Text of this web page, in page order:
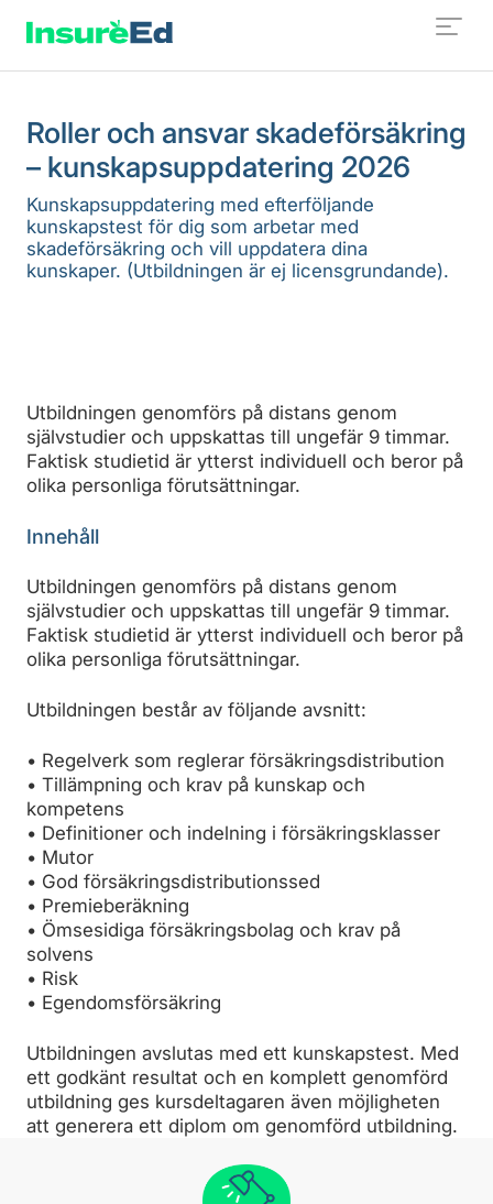
Roller och ansvar skadeförsäkring
– kunskapsuppdatering 2026
Kunskapsuppdatering med efterföljande
kunskapstest för dig som arbetar med
skadeförsäkring och vill uppdatera dina
kunskaper. (Utbildningen är ej licensgrundande).
Utbildningen genomförs på distans genom
självstudier och uppskattas till ungefär 9 timmar.
Faktisk studietid är ytterst individuell och beror på
olika personliga förutsättningar.
Innehåll
Utbildningen genomförs på distans genom
självstudier och uppskattas till ungefär 9 timmar.
Faktisk studietid är ytterst individuell och beror på
olika personliga förutsättningar.
Utbildningen består av följande avsnitt:
• Regelverk som reglerar försäkringsdistribution
• Tillämpning och krav på kunskap och
kompetens
• Definitioner och indelning i försäkringsklasser
• Mutor
• God försäkringsdistributionssed
• Premieberäkning
• Ömsesidiga försäkringsbolag och krav på
solvens
• Risk
• Egendomsförsäkring
Utbildningen avslutas med ett kunskapstest. Med
ett godkänt resultat och en komplett genomförd
utbildning ges kursdeltagaren även möjligheten
att generera ett diplom om genomförd utbildning.